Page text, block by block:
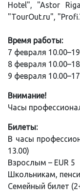
Hotel", "Astor
"TourOut.ru",
Время работы:
7 февраля
8 февраля
9 февраля
Внимание!
Часы
Билеты:
В часы
13.00)
Взрослым – EUR 5
Школьникам,
Семейный билет